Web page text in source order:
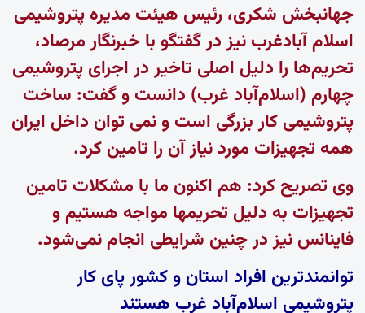
جهانبخش شکری، رئیس هیئت مدیره پتروشیمی
اسلام آبادغرب نیز در گفتگو با خبرنگار مرصاد،
تحریم‌ها را دلیل اصلی تاخیر در اجرای پتروشیمی
چهارم (اسلام‌آباد غرب) دانست و گفت: ساخت
پتروشیمی کار بزرگی است و نمی توان داخل ایران
همه تجهیزات مورد نیاز آن را تامین کرد.
وی تصریح کرد: هم اکنون ما با مشکلات تامین
تجهیزات به دلیل تحریمها مواجه هستیم و
فاینانس نیز در چنین شرایطی انجام نمی‌شود.
توانمندترین افراد استان و کشور پای کار
پتروشیمی اسلام‌آباد غرب هستند